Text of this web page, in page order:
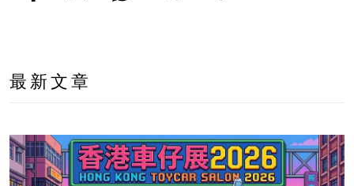
最新文章